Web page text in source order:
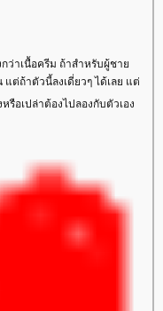
ว่าเนื้อครีม ถ้าสำหรับผู้ชา
ต่ถ้าตัวนี้ลงเดี่ยวๆ ได้เลย แต่
รือเปล่าต้องไปลองกับตัวเอง